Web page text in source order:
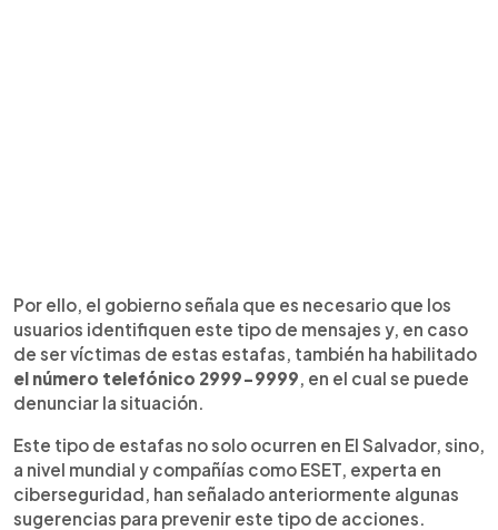
Por ello, el gobierno señala que es necesario que los
usuarios identifiquen este tipo de mensajes y, en caso
de ser víctimas de estas estafas, también ha habilitado
el número telefónico 2999-9999, en el cual se puede
denunciar la situación.
Este tipo de estafas no solo ocurren en El Salvador, sino,
a nivel mundial y compañías como ESET, experta en
ciberseguridad, han señalado anteriormente algunas
sugerencias para prevenir este tipo de acciones.